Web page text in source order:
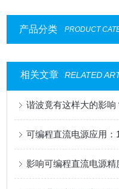
产品分类 PRODUCT
相关文章 RELATED
谐波竟有这样大的影响
可编程直流电源应用
影响可编程直流电源精